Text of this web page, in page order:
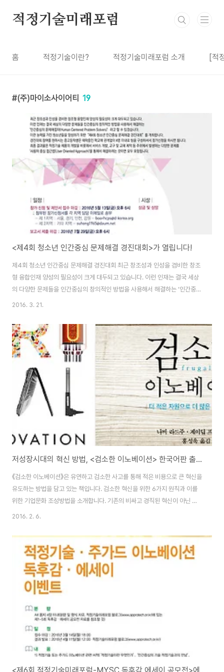
적정기술미래포럼
홈 적정기술이란? 적정기술미래포럼 소개 [적
(주)마이소사이어티 19
<제4회 청소년 인간중심 문제해결 경진대회>가 열립니다!
제4회 청소년 인간중심 문제해결 경진대회 최근 창조성과 인성을 겸비한 창조
형 융합인재 양성의 필요성이 크게 대두되고 있습니다. 이런 인재는 결국 세상
의 다양한 문제들을 인간중심의 창의적인 방법을 사용해서 해결하는 ‘인간중심
의 문제해결자(Human Centered Problem Solvers)’라고 할 수 있겠습
제해결 경진대회‘를 개최합니다. 경진대회 참여를 원하시는 중고등학생은 재학
중인 학교에 관계없이 4명 이내로 팀을 구성하셔서 참가신청을 하시면 됩니다.
최종 결과물은 적정기술 제품의 개발을 비롯해서 서비스 개발, 교구 및 교재 제
작 등 주위에서 발생하는 다양한 문제를 ‘사용자 중심 접근법(User Oriented
Approa..
2016. 3. 21.
저성장시대의 혁신 방법, <검소한 이노베이션> 한국어판 출간 프로젝트에 함께 해 주세요~! :D
《검소한 이노베이션》은 유연하고 검소한 사고를 통해 적은 비용으로 큰 혁신을
유도하는 방법을 담고 있는 책입니다. 검소한 혁신을 위한 6가지 원칙과 이를
위한 기업문화 조성방법을 소개합니다. 기존의 비싸고 경직된 혁신이 아닌 시
장중심의 민첩한 혁신모델은 유연한 시장 대응과 함께 지속가능한 해결책을 창
니다. (주)마이소사이어티와 적정기술미래포럼이 함께 하는 두 번째 도서출판
프로젝트인 이번 프로젝트에서도 특히 여러분들의 소중한 참여를 기다립니다.
아래 링크를 통해 들어가셔서 본 프로젝트를 후원해 주세요~! 후원을 해 주시
는 모든 분들은 본 책을 10% 할인해서 구입하시게 되고 그 외에도 다양한 혜택
을 돌려드립니다~! 더 자세한 내용은..
2016. 2. 6.